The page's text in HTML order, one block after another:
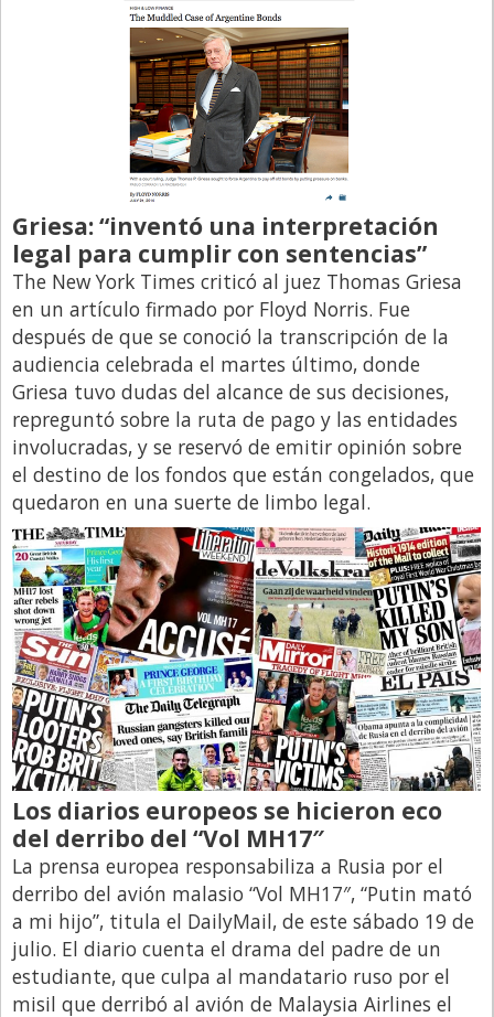
Griesa: “inventó una interpretación
legal para cumplir con sentencias”
The New York Times criticó al juez Thomas Griesa
en un artículo firmado por Floyd Norris. Fue
después de que se conoció la transcripción de la
audiencia celebrada el martes último, donde
Griesa tuvo dudas del alcance de sus decisiones,
repreguntó sobre la ruta de pago y las entidades
involucradas, y se reservó de emitir opinión sobre
el destino de los fondos que están congelados, que
quedaron en una suerte de limbo legal.
Los diarios europeos se hicieron eco
del derribo del “Vol MH17″
La prensa europea responsabiliza a Rusia por el
derribo del avión malasio “Vol MH17″, “Putin mató
a mi hijo”, titula el DailyMail, de este sábado 19 de
julio. El diario cuenta el drama del padre de un
estudiante, que culpa al mandatario ruso por el
misil que derribó al avión de Malaysia Airlines el